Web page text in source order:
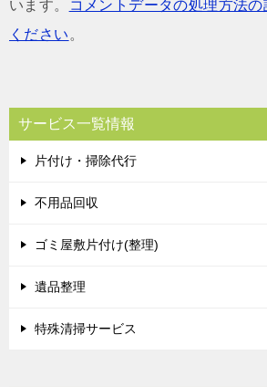
います。
コメントデータの処理方法
ください 。
サービス一覧情報
片付け・掃除代行
不用品回収
ゴミ屋敷片付け(整理)
遺品整理
特殊清掃サービス